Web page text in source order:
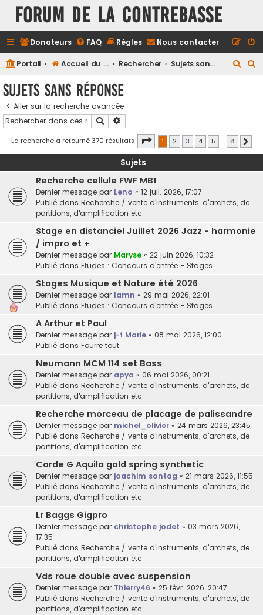
FORUM DE LA CONTREBASSE
Donateurs FAQ Règles Nous contacter
Portail Accueil du forum Rechercher Sujets sans réponse
c
h
r
c
h
r
Sujets sans réponse
Aller sur la recherche avancée
Rechercher
La recherche a retourné 370 résultats Page 1sur8
1 2 3 4 5 … 8
Sujets
Recherche cellule FWF MB1
Dernier message par Leno « 12 juil. 2026, 17:07
Publié dans Recherche / vente d'instruments, d'archets, de
partitions, d'amplification etc.
Stage en distanciel Juillet 2026 Jazz - harmonie
/ impro et +
Dernier message par Maryse « 22 juin 2026, 10:32
Publié dans Etudes : Concours d'entrée - Stages
Stages Musique et Nature été 2026
Dernier message par lamn « 29 mai 2026, 22:01
Publié dans Etudes : Concours d'entrée - Stages
A Arthur et Paul
Dernier message par j-f Marie « 08 mai 2026, 12:00
Publié dans Fourre tout
Neumann MCM 114 set Bass
Dernier message par apya « 06 mai 2026, 00:21
Publié dans Recherche / vente d'instruments, d'archets, de
partitions, d'amplification etc.
Recherche morceau de placage de palissandre
Dernier message par michel_olivier « 24 mars 2026, 23:45
Publié dans Recherche / vente d'instruments, d'archets, de
partitions, d'amplification etc.
Corde G Aquila gold spring synthetic
Dernier message par joachim sontag « 21 mars 2026, 11:55
Publié dans Recherche / vente d'instruments, d'archets, de
partitions, d'amplification etc.
Lr Baggs Gigpro
Dernier message par christophe jodet « 03 mars 2026,
17:35
Publié dans Recherche / vente d'instruments, d'archets, de
partitions, d'amplification etc.
Vds roue double avec suspension
Dernier message par Thierry46 « 25 févr. 2026, 20:47
Publié dans Recherche / vente d'instruments, d'archets, de
partitions, d'amplification etc.